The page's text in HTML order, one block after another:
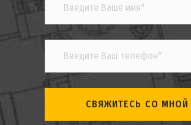
СВЯЖИТЕСЬ СО МНОЙ